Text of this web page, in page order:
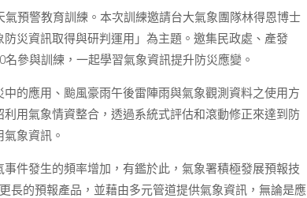
預警教育訓練。本次訓練邀請台大氣象團隊林得恩博士
災資訊取得與研判運用」為主題。邀集民政處、產發
參與訓練，一起學習氣象資訊提升防災應變。
的應用、颱風豪雨午後雷陣雨與氣象觀測資料之使用方
用氣象情資整合，透過系統式評估和滾動修正來達到防
象資訊。
件發生的頻率增加，有鑑於此，氣象署積極發展預報技
長的預報產品，並藉由多元管道提供氣象資訊，無論是應